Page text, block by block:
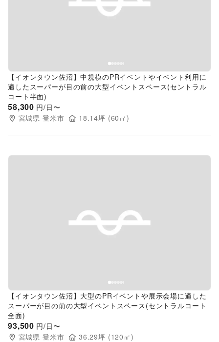
Previous slide
【イオンタウン佐沼】中規模のPRイベントやイベント利用に
適したスーパーが目の前の大型イベントスペース(セントラル
コート半面)
58,300 円/日〜
宮城県 登米市 18.14坪 (60 ㎡)
Previous slide
【イオンタウン佐沼】大型のPRイベントや展示会場に適した
スーパーが目の前の大型イベントスペース(セントラルコート
全面)
93,500 円/日〜
宮城県 登米市 36.29坪 (120 ㎡)